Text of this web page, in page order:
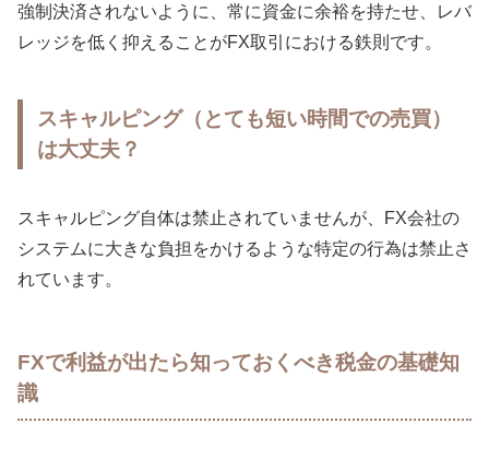
強制決済されないように、常に資金に余裕を持たせ、レバ
レッジを低く抑えることがFX取引における鉄則です。
スキャルピング（とても短い時間での売買）
は大丈夫？
スキャルピング自体は禁止されていませんが、FX会社の
システムに大きな負担をかけるような特定の行為は禁止さ
れています。
FXで利益が出たら知っておくべき税金の基礎知
識